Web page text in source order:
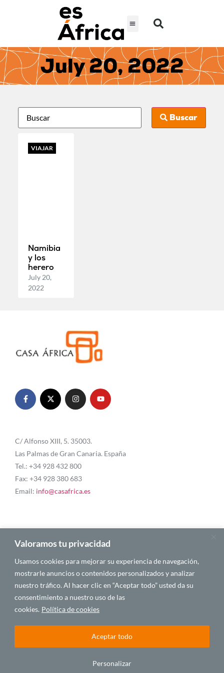
Valoramos tu privacidad
Usamos cookies para mejorar su experiencia de navegación,
mostrarle anuncios o contenidos personalizados y analizar
nuestro tráfico. Al hacer clic en “Aceptar todo” usted da su
consentimiento a nuestro uso de las
cookies. Política de cookies
Personalizar
Aceptar todo
July 20, 2022
Buscar
VIAJAR
Namibia
y los
herero
July 20,
2022
C/ Alfonso XIII, 5. 35003.
Las Palmas de Gran Canaria. España
Tel.: +34 928 432 800
Fax: +34 928 380 683
Email: info@casafrica.es
Blog
About Us
Personalities
English